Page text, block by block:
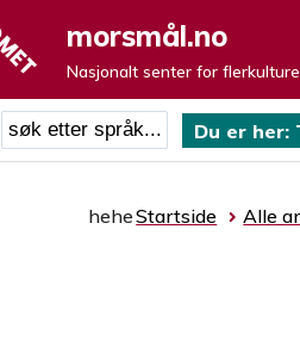
morsmål.no
Nasjonalt senter for
Søk etter språk
Du er her:
heheStartside Alle